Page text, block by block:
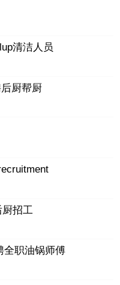
清洁人员
厨帮厨
招工
全职油锅师傅